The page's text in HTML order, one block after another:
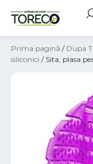
Prima pagină / Dupa
siliconici / Sita, plasa